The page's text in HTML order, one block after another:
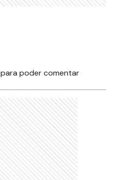
para poder comentar